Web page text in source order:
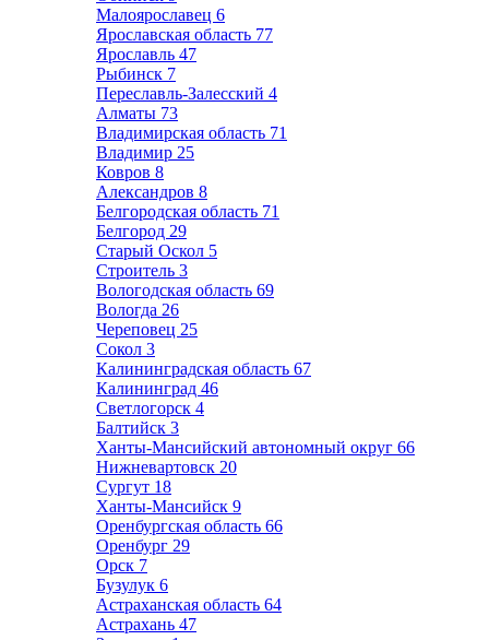
Малоярославец 6
Ярославская область 77
Ярославль 47
Рыбинск 7
Переславль-Залесский 4
Алматы 73
Владимирская область 71
Владимир 25
Ковров 8
Александров 8
Белгородская область 71
Белгород 29
Старый Оскол 5
Строитель 3
Вологодская область 69
Вологда 26
Череповец 25
Сокол 3
Калининградская область 67
Калининград 46
Светлогорск 4
Балтийск 3
Ханты-Мансийский автономный округ 66
Нижневартовск 20
Сургут 18
Ханты-Мансийск 9
Оренбургская область 66
Оренбург 29
Орск 7
Бузулук 6
Астраханская область 64
Астрахань 47